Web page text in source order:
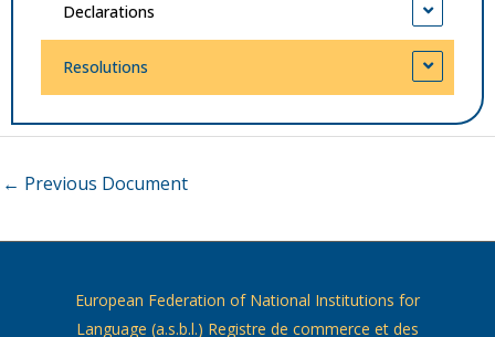
Declarations
Resolutions
← Previous Document
European Federation of National Institutions for
Language (a.s.b.l.) Registre de commerce et des